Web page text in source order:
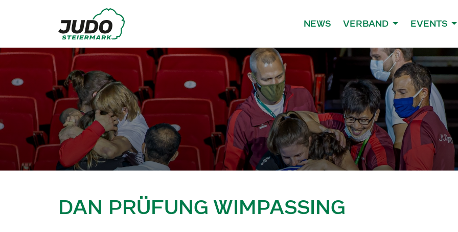
NEWS VERBAND EVENTS
DAN PRÜFUNG WIMPASSING